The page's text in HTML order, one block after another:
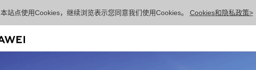
本站点使用Cookies，继续浏览表示您同意我们使用Cookies。 Cookies和隐私政策>